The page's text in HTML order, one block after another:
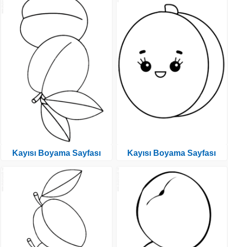
Kayısı Boyama Sayfası Kayısı Boyama Sayfası